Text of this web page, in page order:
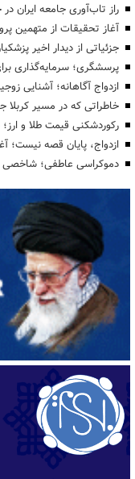
راز تاب‌آوری جامعه ایران
آغاز تحقیقات از متهمین
جزئیاتی از دیدار اخیر
پرسشگری؛ سرمایه‌گذاری
ازدواج آگاهانه؛ آشنایی
خاطراتی که در مسیر کربلا
رکوردشکنی قیمت طلا و ارز؛ سکه طرح
ازدواج، پایان قصه نیست؛
دموکراسی عاطفی؛